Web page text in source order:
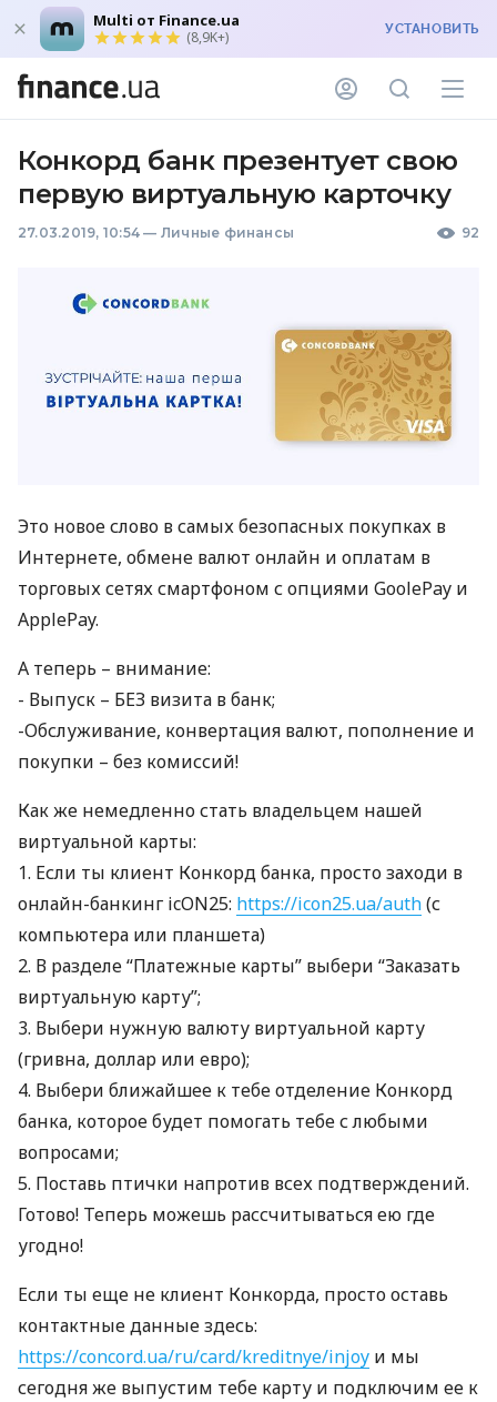
Multi от Finance.ua
(8,9K+) УСТАНОВИТЬ
Конкорд банк презентует свою
первую виртуальную карточку
27.03.2019, 10:54 — Личные финансы 92
Это новое слово в самых безопасных покупках в
Интернете, обмене валют онлайн и оплатам в
торговых сетях смартфоном с опциями GoolePay и
ApplePay.
А теперь – внимание:
- Выпуск – БЕЗ визита в банк;
-Обслуживание, конвертация валют, пополнение и
покупки – без комиссий!
Как же немедленно стать владельцем нашей
виртуальной карты:
1. Если ты клиент Конкорд банка, просто заходи в
онлайн-банкинг icON25: https://icon25.ua/auth(с
компьютера или планшета)
2. В разделе “Платежные карты” выбери “Заказать
виртуальную карту”;
3. Выбери нужную валюту виртуальной карту
(гривна, доллар или евро);
4. Выбери ближайшее к тебе отделение Конкорд
банка, которое будет помогать тебе с любыми
вопросами;
5. Поставь птички напротив всех подтверждений.
Готово! Теперь можешь рассчитываться ею где
угодно!
Если ты еще не клиент Конкорда, просто оставь
контактные данные здесь:
https://concord.ua/ru/card/kreditnye/injoy и мы
сегодня же выпустим тебе карту и подключим ее к